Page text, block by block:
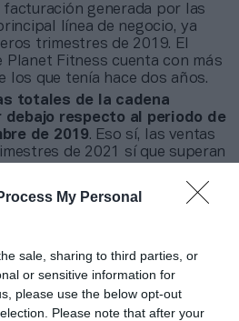
My Personal
sale, sharing to third parties, or
or sensitive information for
please use the below opt-out
Please note that after your
facturación generada por las
línea de negocio, ya
trimestres de 2019. El
Planet Fitness cuenta con más
los que tenía hace dos años.
totales de la cadena
debajo respecto al periodo de
de 2019. Eso sí, las ventas
de 2021 sí que superan
opera 1.899
y da servicio a 14,1
como fuente preferida de Google
las últimas noticias de actualidad.
ACTIVAR AHORA